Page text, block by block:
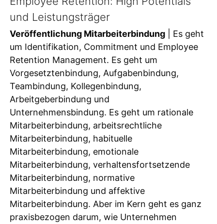
und Leistungsträger
Veröffentlichung Mitarbeiterbindung | Es geht
um Identifikation, Commitment und Employee
Retention Management. Es geht um
Vorgesetztenbindung, Aufgabenbindung,
Teambindung, Kollegenbindung,
Arbeitgeberbindung und
Unternehmensbindung. Es geht um rationale
Mitarbeiterbindung, arbeitsrechtliche
Mitarbeiterbindung, habituelle
Mitarbeiterbindung, emotionale
Mitarbeiterbindung, verhaltensfortsetzende
Mitarbeiterbindung, normative
Mitarbeiterbindung und affektive
Mitarbeiterbindung. Aber im Kern geht es ganz
praxisbezogen darum, wie Unternehmen